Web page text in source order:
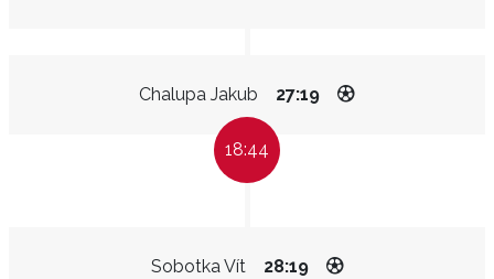
Chalupa Jakub 27:19
18:44
Sobotka Vít 28:19